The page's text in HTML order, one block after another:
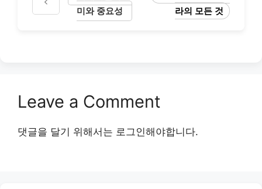
미와 중요성
라의 모든 것
Leave a Comment
댓글을 달기 위해서는 로그인해야합니다.